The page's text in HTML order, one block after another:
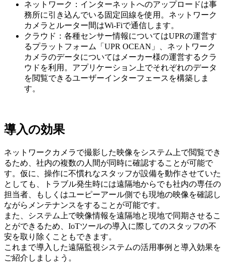
ネットワーク：インターネットへのアップロードは事
務所に引き込んでいる固定回線を使用。ネットワーク
カメラとルーター間はWi-Fiで通信します。
クラウド：各種センサー情報についてはUPRの運営す
るプラットフォーム「UPR OCEAN」、ネットワーク
カメラのデータについてはメーカー様の運営するクラ
ウドを利用。アプリケーション上でそれぞれのデータ
を閲覧できるユーザーインターフェースを構築しま
す。
導入の効果
ネットワークカメラで撮影した映像をシステム上で閲覧でき
るため、社内の複数の人間が同時に確認することが可能で
す。仮に、操作に不慣れなスタッフが設備を動作させていた
としても、トラブル発生時には遠隔地からでも社内の専任の
担当者、もしくはユーピーアール側でも現地の映像を確認し
ながらメンテナンスをすることが可能です。
また、システム上で映像情報を遠隔地と現地で同期させるこ
とができるため、IoTツールの導入に際してのスタッフの不
安を取り除くこともできます。
これまで導入した遠隔監視システムの活用事例と導入効果を
ご紹介しましょう。